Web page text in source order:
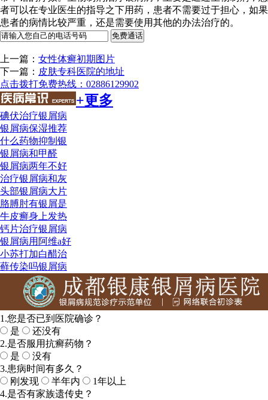
者可以在专业医生的指导之下用药，患者不需要过于担心，如果
患者的病情比较严重，还是需要使用其他的办法治疗的。
上一篇： 女性体癣初期图片
下一篇： 皮肤专科医院的地址
点击拨打免费热线：02886129902
+更多
碘伏治疗银屑病
银屑病保湿推荐
什么药物抑制银
银屑病和甲醛
银屑病两年不好
治疗银屑病和灰
头部银屑病大片
胳膊肘有银屑是
牛皮癣身上发热
钙片治疗银屑病
银屑病用阿维a好
小苏打加白醋治
藓传染吗银屑病
1.您是否已到医院确诊？
是
还没有
2.是否服用抗癣药物？
是
没有
3.患病时间有多久？
刚发现
半年内
1年以上
4.是否有家族遗传史？